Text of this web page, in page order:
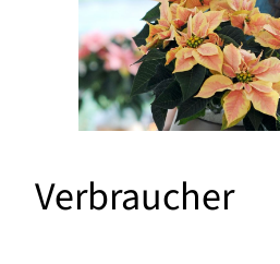
Verbraucher